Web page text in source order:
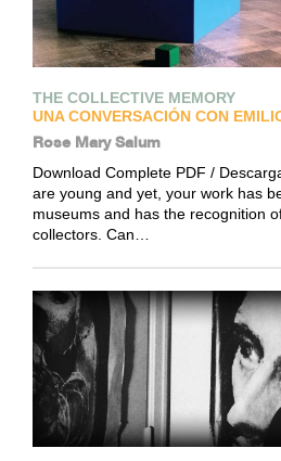
THE COLLECTIVE MEMORY
UNA CONVERSACIÓN CON
Rose Mary Salum
Download Complete PDF /
are young and yet, your work has
museums and has the recognition
collectors. Can…